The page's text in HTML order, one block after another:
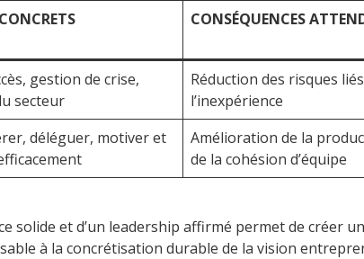
CONSÉQUENCES
gestion de crise,
secteur
Réduction des risques
l’inexpérience
déléguer, motiver et
Amélioration de la
de la cohésion d’équipe
solide et d’un leadership affirmé permet de créer
à la concrétisation durable de la vision